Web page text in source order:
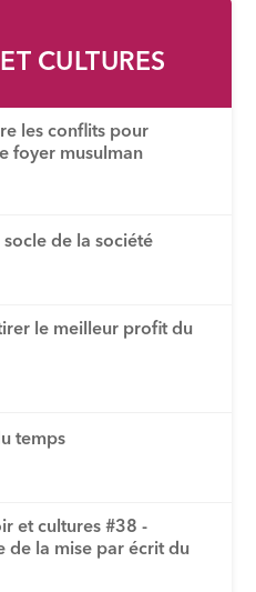
CULTURES
les conflits pour
foyer musulman
socle de la société
le meilleur profit du
temps
et cultures #38 -
de la mise par écrit du